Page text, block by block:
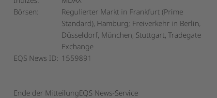
Börsen:
Regulierter Markt in Frankfurt (Prime
Standard), Hamburg; Freiverkehr in Berlin,
Düsseldorf, München, Stuttgart, Tradegate
Exchange
EQS News ID: 1559891
Ende der MitteilungEQS News-Service